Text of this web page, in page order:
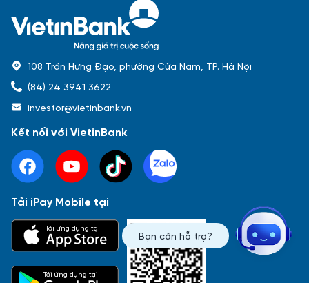
Báo cáo tài chính Thông tin giao dịch
Sự kiện
Bạn cần hỗ trợ?
108 Trần Hưng Đạo, phường Cửa Nam, TP. Hà Nội
(84) 24 3941 3622
investor@vietinbank.vn
Kết nối với VietinBank
Tải iPay Mobile tại
Tải ứng dụng tại
Tải ứng dụng tại